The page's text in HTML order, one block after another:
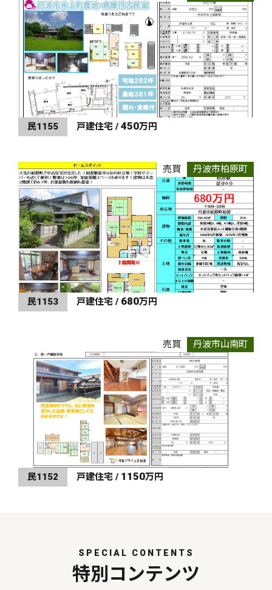
民1155 戸建住宅 / 450万円
売買 丹波市柏原町
民1153 戸建住宅 / 680万円
売買 丹波市山南町
民1152 戸建住宅 / 1150万円
SPECIAL CONTENTS
特別コンテンツ